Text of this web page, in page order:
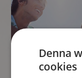
Denna
cookies